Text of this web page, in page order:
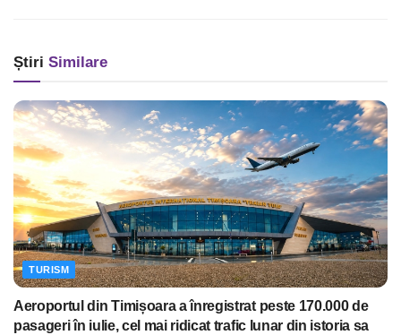
Știri Similare
TURISM
Aeroportul din Timișoara a înregistrat peste 170.000 de
pasageri în iulie, cel mai ridicat trafic lunar din istoria sa